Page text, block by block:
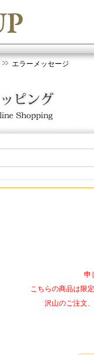
エラーメッセージ
申
こちらの商品は限
沢山のご注文